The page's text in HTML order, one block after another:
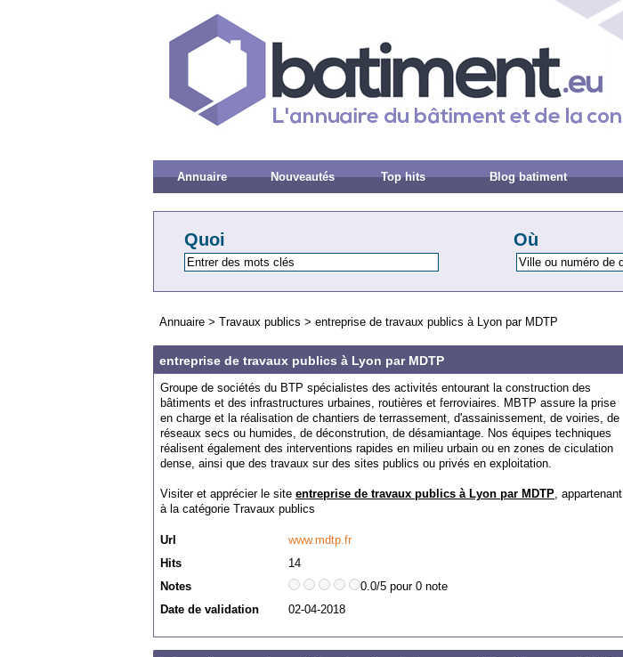
Annuaire Nouveautés Top hits Blog batiment
Quoi Où
Annuaire > Travaux publics > entreprise de travaux publics à Lyon par MDTP
entreprise de travaux publics à Lyon par MDTP
Groupe de sociétés du BTP spécialistes des activités entourant la construction des
bâtiments et des infrastructures urbaines, routières et ferroviaires. MBTP assure la prise
en charge et la réalisation de chantiers de terrassement, d'assainissement, de voiries, de
réseaux secs ou humides, de déconstrution, de désamiantage. Nos équipes techniques
réalisent également des interventions rapides en milieu urbain ou en zones de ciculation
dense, ainsi que des travaux sur des sites publics ou privés en exploitation.
Visiter et apprécier le site entreprise de travaux publics à Lyon par MDTP, appartenant
à la catégorie Travaux publics
Url
www.mdtp.fr
Hits
14
Notes
0.0/5 pour 0 note
Date de validation
02-04-2018